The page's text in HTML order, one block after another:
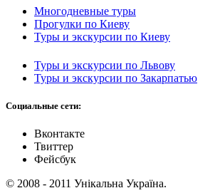
Многодневные туры
Прогулки по Киеву
Туры и экскурсии по Киеву
Туры и экскурсии по Львову
Туры и экскурсии по Закарпатью
Социальные сети:
Вконтакте
Твиттер
Фейсбук
© 2008 - 2011 Унікальна Україна.